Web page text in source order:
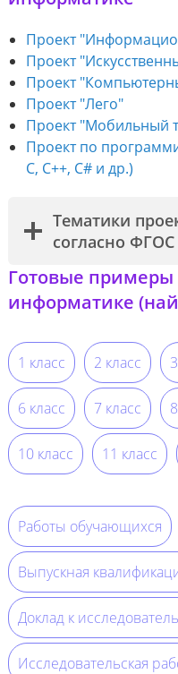
Проект
Проект
Проект
Проект "Лего"
Проект "Мобильный
Проект по
С, С++, C# и др.)
Тематики
согласно ФГОС
Готовые примеры
информатике
1 класс 2 класс
6 класс 7 класс
10 класс 11 класс
Работы обучающихся
Выпускная
Доклад к
Исследовательская